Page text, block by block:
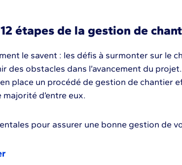
étapes de la gestion de
le savent : les défis à surmonter sur le
des obstacles dans l’avancement du projet.
place un procédé de gestion de chantier
d’entre eux.
pour assurer une bonne gestion de